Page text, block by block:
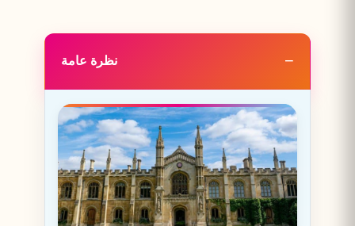
نظرة عامة